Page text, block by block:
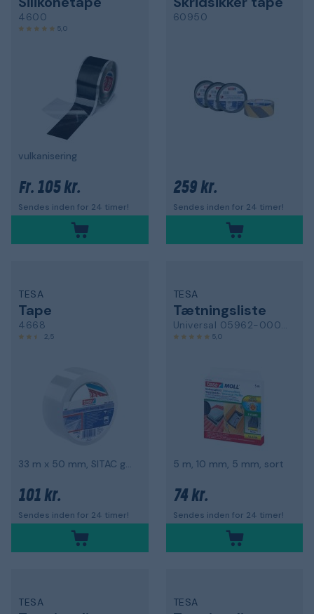
4600
5,0
vulkanisering
Fr. 105 kr.
Sendes inden for 24 timer!
60950
259 kr.
Sendes inden for 24 timer!
TESA
Tape
4668
2,5
33 m x 50 mm, SITAC godkendt
101 kr.
Sendes inden for 24 timer!
TESA
Tætningsliste
Universal 05962-00002-01
5,0
5 m, 10 mm, 5 mm, sort
74 kr.
Sendes inden for 24 timer!
TESA TESA